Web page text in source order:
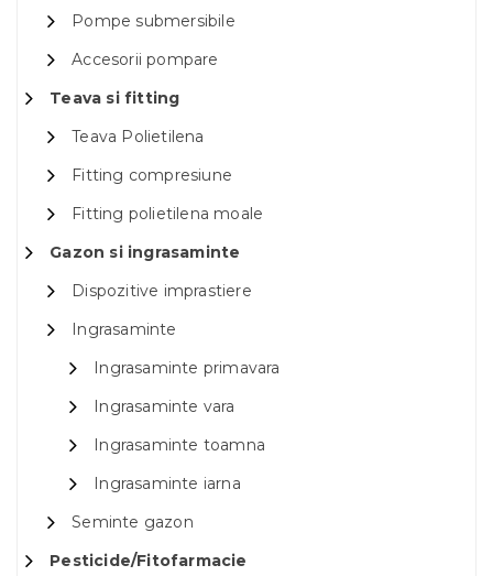
Pompe submersibile
Accesorii pompare
Teava si fitting
Teava Polietilena
Fitting compresiune
Fitting polietilena moale
Gazon si ingrasaminte
Dispozitive imprastiere
Ingrasaminte
Ingrasaminte primavara
Ingrasaminte vara
Ingrasaminte toamna
Ingrasaminte iarna
Seminte gazon
Pesticide/Fitofarmacie